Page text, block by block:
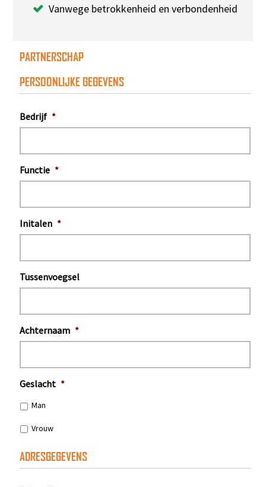
Vanwege betrokkenheid en verbondenheid
PARTNERSCHAP
PERSOONLIJKE GEGEVENS
Bedrijf *
Functie *
Initalen *
Tussenvoegsel
Achternaam *
Geslacht *
Man
Vrouw
ADRESGEGEVENS